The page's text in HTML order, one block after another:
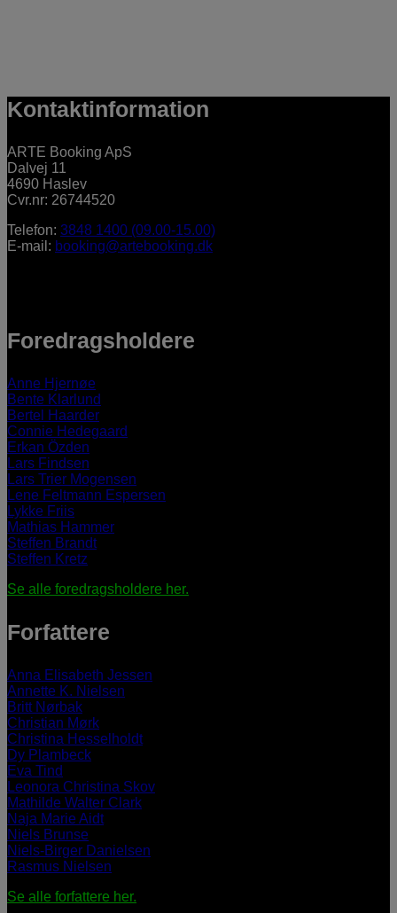
Kontaktinformation
ARTE Booking ApS
Dalvej 11
4690 Haslev
Cvr.nr: 26744520
Telefon: 3848 1400 (09.00-15.00)
E-mail: booking@artebooking.dk
Foredragsholdere
Anne Hjernøe
Bente Klarlund
Bertel Haarder
Connie Hedegaard
Erkan Özden
Lars Findsen
Lars Trier Mogensen
Lene Feltmann Espersen
Lykke Friis
Mathias Hammer
Steffen Brandt
Steffen Kretz
Se alle foredragsholdere her.
Forfattere
Anna Elisabeth Jessen
Annette K. Nielsen
Britt Nørbak
Christian Mørk
Christina Hesselholdt
Dy Plambeck
Eva Tind
Leonora Christina Skov
Mathilde Walter Clark
Naja Marie Aidt
Niels Brunse
Niels-Birger Danielsen
Rasmus Nielsen
Se alle forfattere her.